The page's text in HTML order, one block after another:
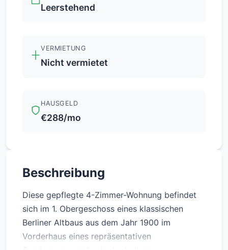
Leerstehend
VERMIETUNG
Nicht vermietet
HAUSGELD
€288/mo
Beschreibung
Diese gepflegte 4-Zimmer-Wohnung befindet
sich im 1. Obergeschoss eines klassischen
Berliner Altbaus aus dem Jahr 1900 im
Vorderhaus eines repräsentativen